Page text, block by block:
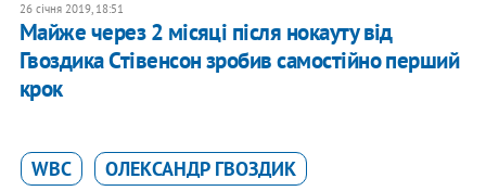
26 січня 2019, 18:51
Майже через 2 місяці після нокауту від
Гвоздика Стівенсон зробив самостійно перший
крок
WBC
ОЛЕКСАНДР ГВОЗДИК